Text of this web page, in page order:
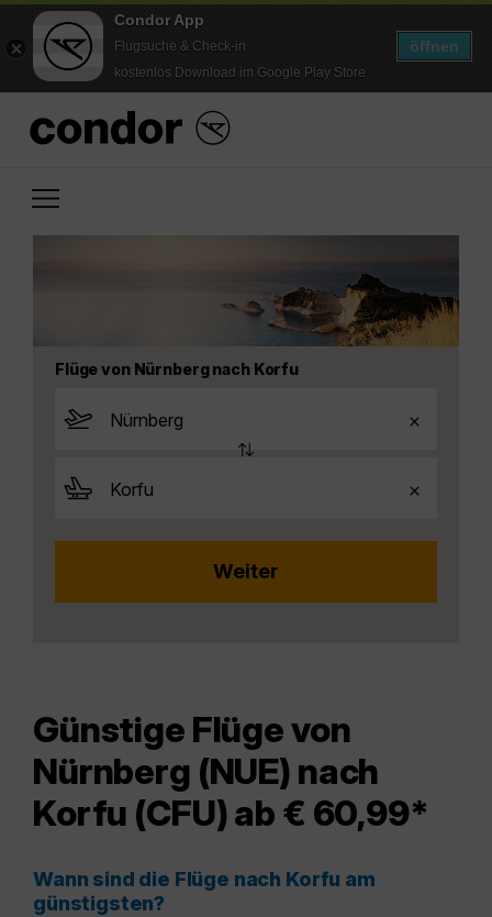
Condor App
Flugsuche & Check-in
kostenlos Download im Google Play Store
öffnen
Flüge von Nürnberg nach Korfu
Günstige Flüge von
Nürnberg (NUE) nach
Korfu (CFU) ab € 60,99*
Wann sind die Flüge nach Korfu am
günstigsten?